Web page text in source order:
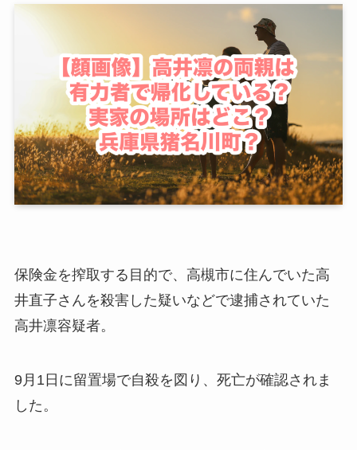
保険金を搾取する目的で、高槻市に住んでいた高
井直子さんを殺害した疑いなどで逮捕されていた
高井凛容疑者。
9月1日に留置場で自殺を図り、死亡が確認されま
した。